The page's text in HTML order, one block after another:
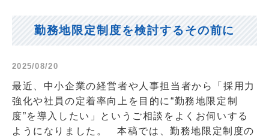
勤務地限定制度を検討するその前に
2025/08/20
最近、中小企業の経営者や人事担当者から「採用力
強化や社員の定着率向上を目的に“勤務地限定制
度”を導入したい」というご相談をよくお伺いする
ようになりました。 本稿では、勤務地限定制度の